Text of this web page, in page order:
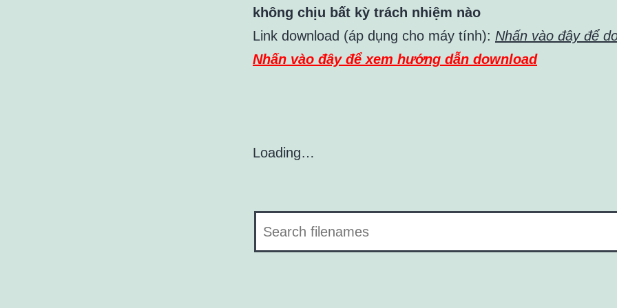
không chịu bất kỳ trách nhiệm nào
Link download (áp dụng cho máy tính): Nhấn vào đây để
Nhấn vào đây để xem hướng dẫn download
Loading…